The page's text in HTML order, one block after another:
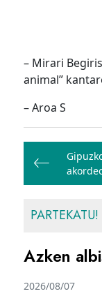
– Mirari
animal”
– Aroa S
zehar
nabigatu
PARTEKATU!
Azken
2026/08/07